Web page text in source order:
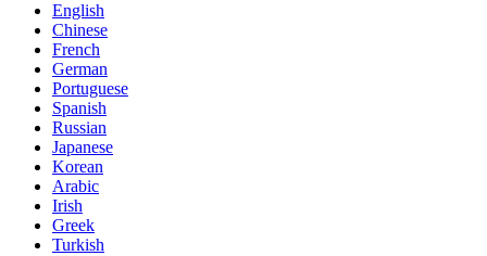
English
Chinese
French
German
Portuguese
Spanish
Russian
Japanese
Korean
Arabic
Irish
Greek
Turkish